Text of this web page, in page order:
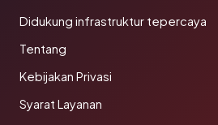
Didukung infrastruktur tepercaya
Tentang
Kebijakan Privasi
Syarat Layanan